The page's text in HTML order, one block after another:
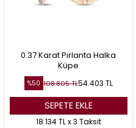
0.37 Karat Pırlanta Halka
Küpe
%50 108.805TL54.403 TL
SEPETE EKLE
18.134 TL x 3 Taksit